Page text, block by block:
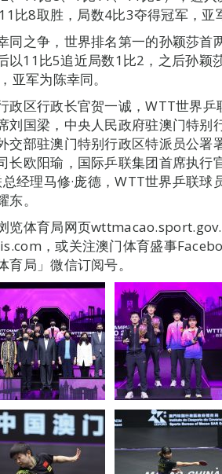
比8取胜，局数4比3夺得冠军，亚
同之争，世界排名第一的孙颖莎首
以11比5追近局数1比2，之后孙颖
亚军为陈幸同。
政区行政长官贺一诚，WTT世界
刘国梁，中央人民政府驻澳门特别
交部驻澳门特别行政区特派员公署
长欧阳瑜，国际乒联集团首席执行
经理马修·庞德，WTT世界乒联球
。
览体育局网页
，或关注澳门体育盛事
局」微信订阅号。